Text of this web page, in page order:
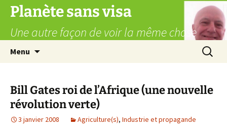
Aller
contenu
Planète sans visa
Une autre façon de voir la même chose
Menu
Bill Gates roi de l’Afrique (une nouvelle
révolution verte)
3 janvier 2008 Agriculture(s), Industrie et propagande